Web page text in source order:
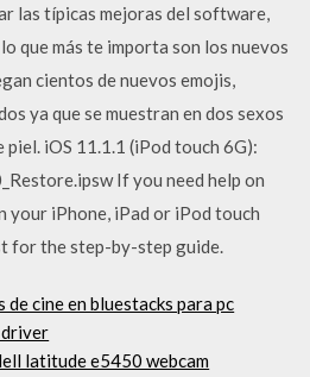
las típicas mejoras del software,
que más te importa son los nuevos
cientos de nuevos emojis,
ya que se muestran en dos sexos
iOS 11.1.1 (iPod touch 6G):
If you need help on
your iPhone, iPad or iPod touch
for the step-by-step guide.
cine en bluestacks para pc
latitude e5450 webcam